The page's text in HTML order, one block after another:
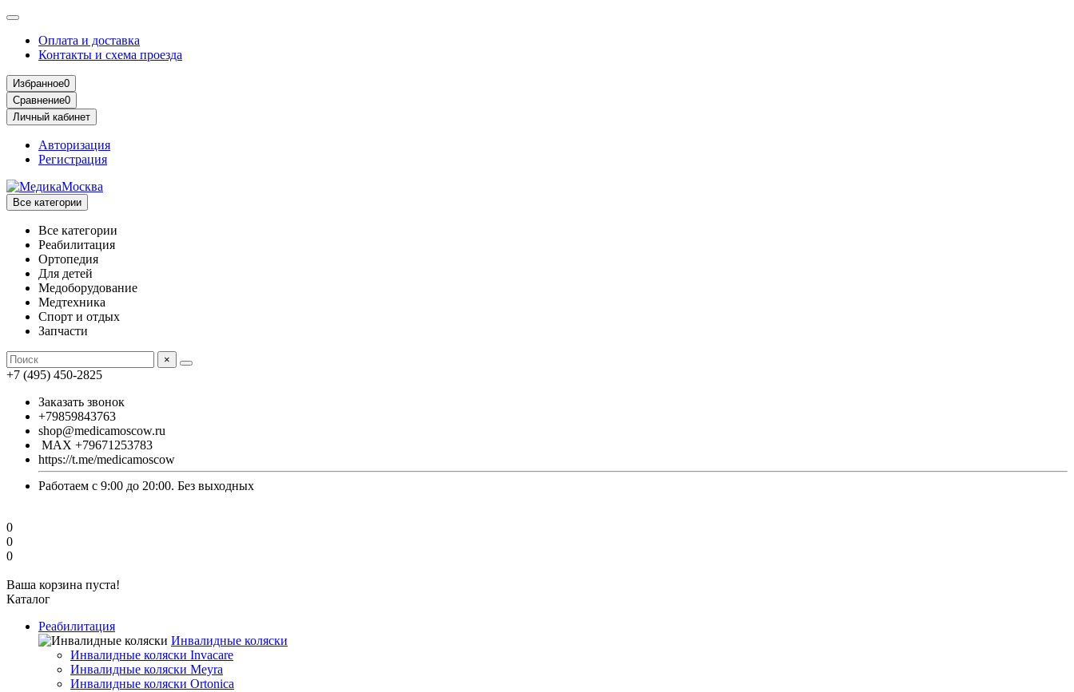
Оплата и доставка
Контакты и схема проезда
Избранное0
Сравнение0
Личный кабинет
Авторизация
Регистрация
Все категории
Все категории
Реабилитация
Ортопедия
Для детей
Медоборудование
Mедтехника
Спорт и отдых
Запчасти
×
+7 (495) 450-2825
Заказать звонок
+79859843763
shop@medicamoscow.ru
MAX +79671253783
https://t.me/medicamoscow
Работаем с 9:00 до 20:00. Без выходных
0
0
0
Ваша корзина пуста!
Каталог
Реабилитация
Инвалидные коляски
Инвалидные коляски Invacare
Инвалидные коляски Meyra
Инвалидные коляски Ortonica